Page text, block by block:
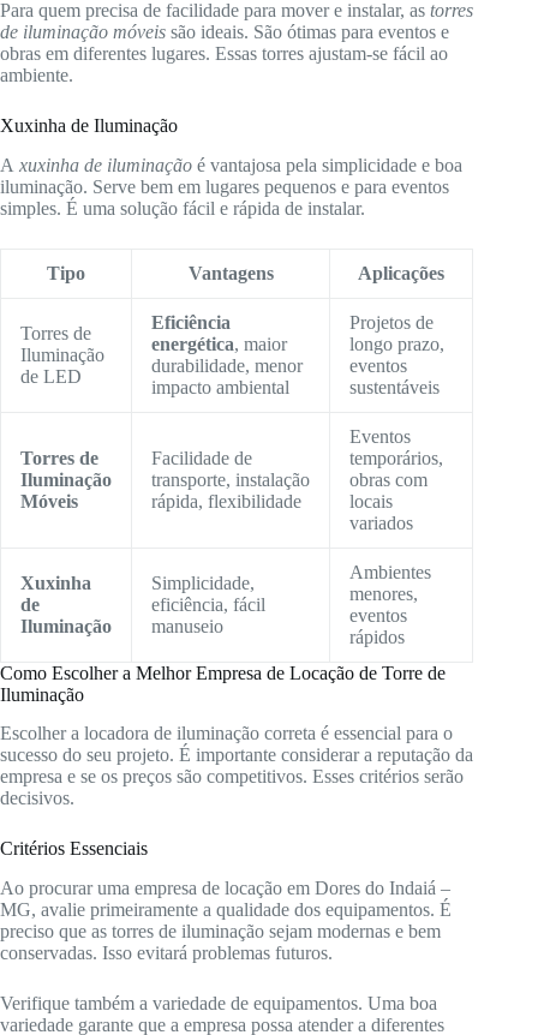
Para quem precisa de facilidade para mover e instalar, as torres
de iluminação móveis são ideais. São ótimas para eventos e
obras em diferentes lugares. Essas torres ajustam-se fácil ao
ambiente.
Xuxinha de Iluminação
A xuxinha de iluminação é vantajosa pela simplicidade e boa
iluminação. Serve bem em lugares pequenos e para eventos
simples. É uma solução fácil e rápida de instalar.
Tipo Vantagens Aplicações
Torres de
Iluminação
de LED
Eficiência
energética, maior
durabilidade, menor
impacto ambiental
Projetos de
longo prazo,
eventos
sustentáveis
Torres de
Iluminação
Móveis
Facilidade de
transporte, instalação
rápida, flexibilidade
Eventos
temporários,
obras com
locais
variados
Xuxinha
de
Iluminação
Simplicidade,
eficiência, fácil
manuseio
Ambientes
menores,
eventos
rápidos
Como Escolher a Melhor Empresa de Locação de Torre de
Iluminação
Escolher a locadora de iluminação correta é essencial para o
sucesso do seu projeto. É importante considerar a reputação da
empresa e se os preços são competitivos. Esses critérios serão
decisivos.
Critérios Essenciais
Ao procurar uma empresa de locação em Dores do Indaiá –
MG, avalie primeiramente a qualidade dos equipamentos. É
preciso que as torres de iluminação sejam modernas e bem
conservadas. Isso evitará problemas futuros.
Verifique também a variedade de equipamentos. Uma boa
variedade garante que a empresa possa atender a diferentes